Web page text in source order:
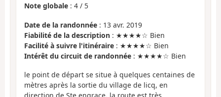
Note globale : 4 / 5
Date de la randonnée : 13 avr. 2019
Fiabilité de la description : ★★★★☆ Bien
Facilité à suivre l'itinéraire : ★★★★☆ Bien
Intérêt du circuit de randonnée : ★★★★☆ Bien
le point de départ se situe à quelques centaines de
mètres après la sortie du village de licq, en